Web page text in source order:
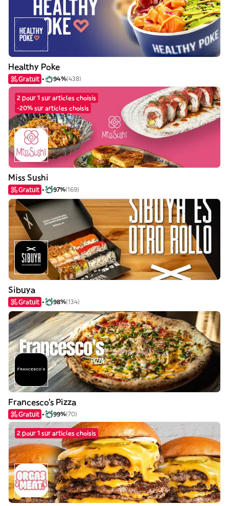
Healthy Poke
Gratuit 94%(438)
2 pour 1 sur articles choisis
-20% sur articles choisis
Miss Sushi
Gratuit 97%(169)
Sibuya
Gratuit 98%(134)
Francesco's Pizza
Gratuit 99%(70)
2 pour 1 sur articles choisis